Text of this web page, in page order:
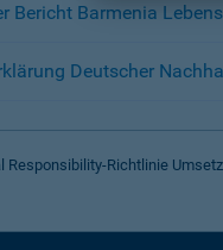
Bericht Barmenia
Deutscher
Responsibility-Richtlinie